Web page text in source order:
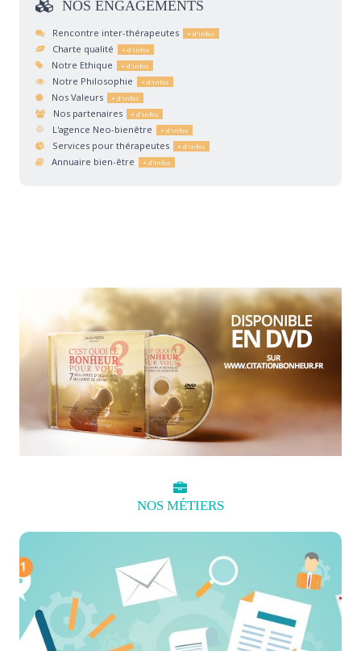
NOS ENGAGEMENTS
Rencontre inter-thérapeutes
Charte qualité
Notre Ethique
Notre Philosophie
Nos Valeurs
Nos partenaires
L'agence Neo-bienêtre
Services pour thérapeutes
Annuaire bien-être
NOS MÉTIERS